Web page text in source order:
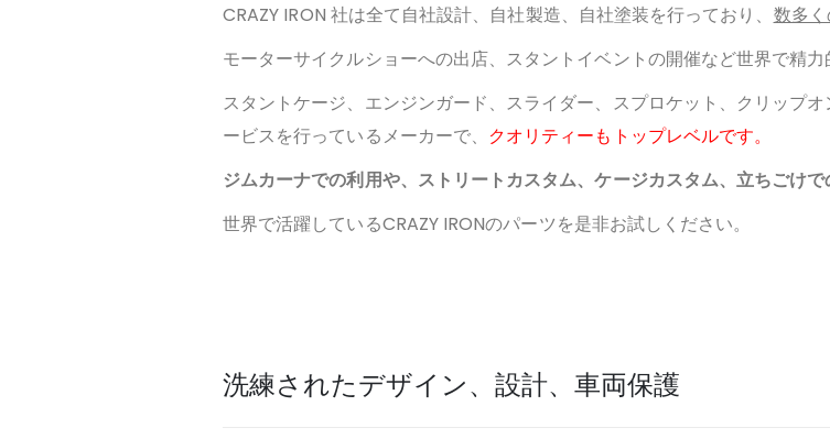
CRAZY IRON 社は全て自社設計、自社製造、自社塗装を行っており、 数多
モーターサイクルショーへの出店、スタントイベントの開催など世界で精力
スタントケージ、エンジンガード、スライダー、スプロケット、クリップ
ービスを行っているメーカーで、 クオリティーもトップレベルです。
ジムカーナでの利用や、ストリートカスタム、ケージカスタム、立ちごけ
世界で活躍しているCRAZY IRONのパーツを是非お試しください。
洗練されたデザイン、設計、車両保護